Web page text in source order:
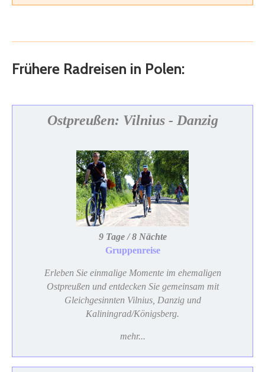
Frühere Radreisen in Polen:
Ostpreußen: Vilnius - Danzig
9 Tage / 8 Nächte
Gruppenreise
Erleben Sie einmalige Momente im ehemaligen
Ostpreußen und entdecken Sie gemeinsam mit
Gleichgesinnten Vilnius, Danzig und
Kaliningrad/Königsberg.
mehr...